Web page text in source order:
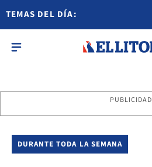
TEMAS DEL DÍA:
PUBLICIDAD
DURANTE TODA LA SEMANA